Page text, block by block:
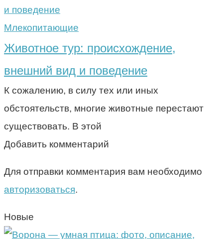
Млекопитающие
Животное тур: происхождение,
внешний вид и поведение
К сожалению, в силу тех или иных
обстоятельств, многие животные перестают
существовать. В этой
Добавить комментарий
Для отправки комментария вам необходимо
авторизоваться.
Новые